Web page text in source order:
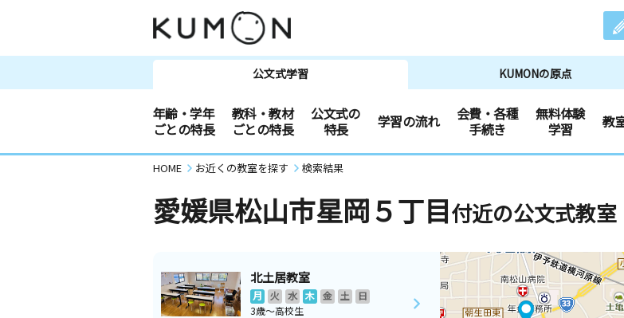
公文式学習 KUMONの原点
年齢・学年
ごとの特長
教科・教材
ごとの特長
公文式の
特長
学習の流れ
会費・各種
手続き
無料体験
学習
教
HOME お近くの教室を探す 検索結果
愛媛県松山市星岡５丁目付近の公文式教室
北土居教室
月 火 水 木 金 土
日
3歳～高校生